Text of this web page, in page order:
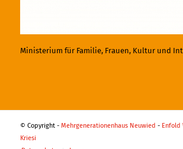
Ministerium für Familie, Frauen, Kultur und
© Copyright - Mehrgenerationenhaus Neuwied - Enfold
Kriesi